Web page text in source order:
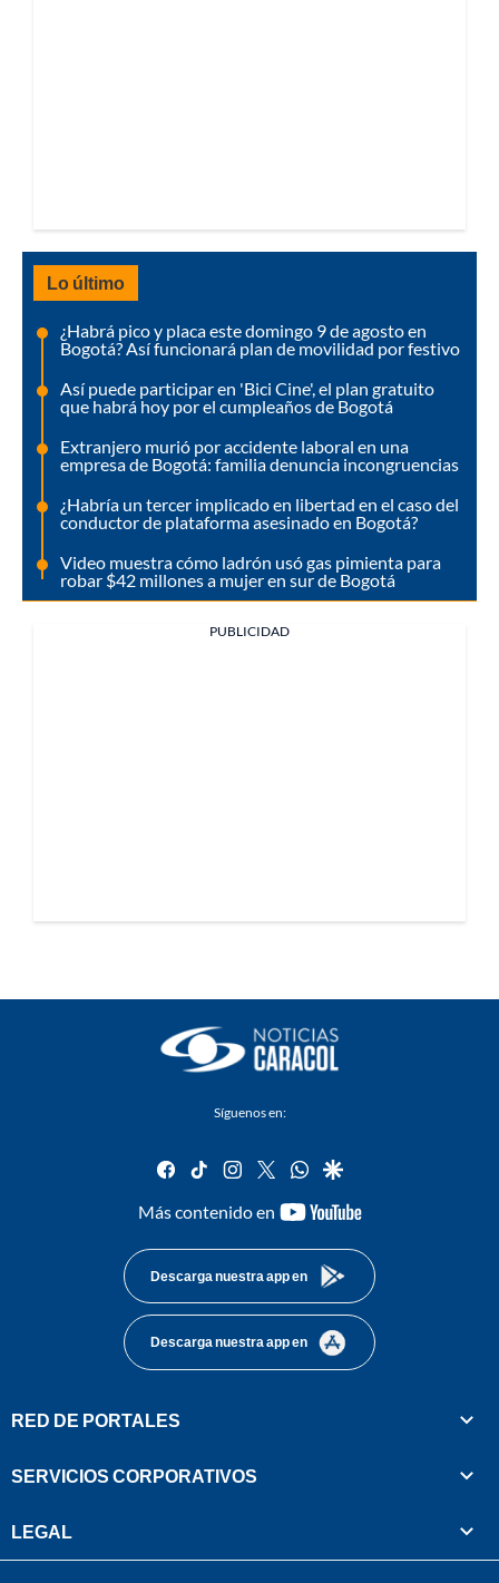
Lo último
¿Habrá pico y placa este domingo 9 de agosto en
Bogotá? Así funcionará plan de movilidad por festivo
Así puede participar en 'Bici Cine', el plan gratuito
que habrá hoy por el cumpleaños de Bogotá
Extranjero murió por accidente laboral en una
empresa de Bogotá: familia denuncia incongruencias
¿Habría un tercer implicado en libertad en el caso del
conductor de plataforma asesinado en Bogotá?
Video muestra cómo ladrón usó gas pimienta para
robar $42 millones a mujer en sur de Bogotá
PUBLICIDAD
Síguenos en:
facebook
tiktok instagram
twitterwhatsapp
google
Más contenido en
youtube-
Descarga nuestra app en
Descarga nuestra app en
RED DE PORTALES
SERVICIOS CORPORATIVOS
LEGAL